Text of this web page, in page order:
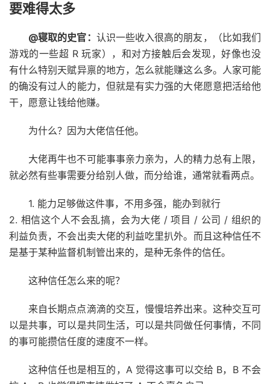
要难得太多
@寝取的史官： 认识一些收入很高的朋友，（比如我们
游戏的一些超 R 玩家），和对方接触后会发现，好像也没
有什么特别天赋异禀的地方，怎么就能赚这么多。人家可能
的确没有过人的能力，但就是有实力强的大佬愿意把活给他
干，愿意让钱给他赚。
为什么？因为大佬信任他。
大佬再牛也不可能事事亲力亲为，人的精力总有上限，
就必然有些事需要分给别人做，而分给谁，通常就看两点。
1. 能力足够做这件事，不用多强，能办到就行
2. 相信这个人不会乱搞，会为大佬 / 项目 / 公司 / 组织的
利益负责，不会出卖大佬的利益吃里扒外。而且这种信任不
是基于某种监督机制管出来的，是种无条件的信任。
这种信任怎么来的呢？
来自长期点点滴滴的交互，慢慢培养出来。这种交互可
以是共事，可以是共同生活，可以是共同做任何事情，不同
的事可能攒信任度的速度不一样。
这种信任也是相互的，A 觉得这事可以交给 B，B 不会